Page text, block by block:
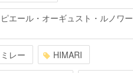
ピエール・オーギュスト・ルノワー
ミレー HIMARI